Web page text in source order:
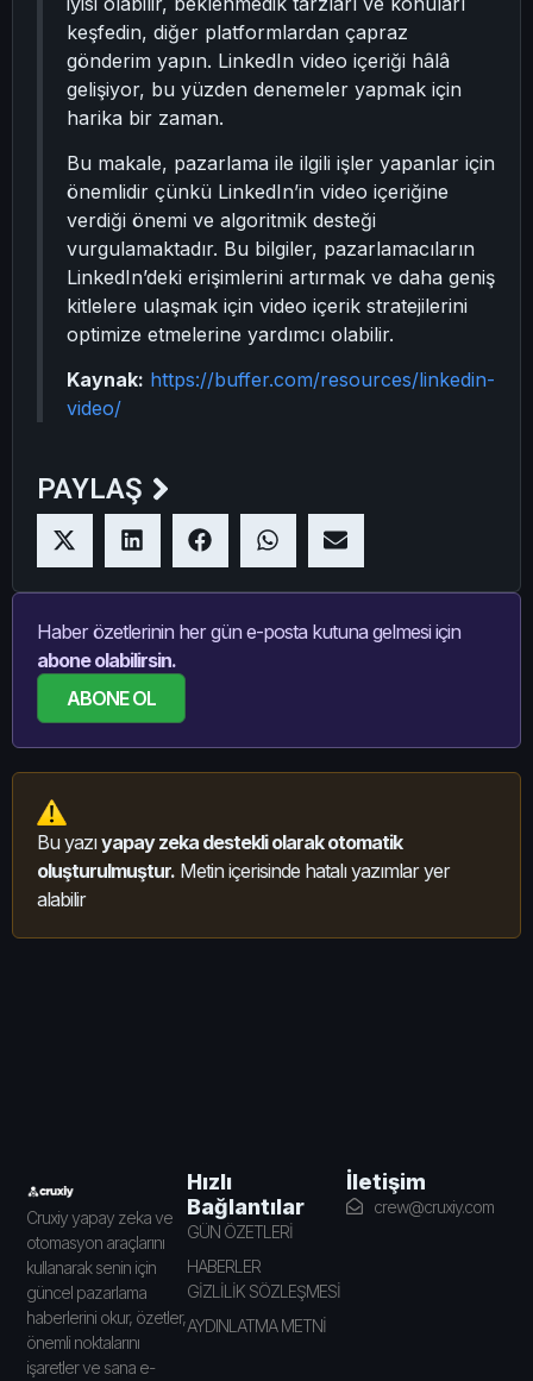
keşfedin, diğer platformlardan çapraz
gönderim yapın. LinkedIn video içeriği hâlâ
gelişiyor, bu yüzden denemeler yapmak için
harika bir zaman.
Bu makale, pazarlama ile ilgili işler yapanlar için
önemlidir çünkü LinkedIn’in video içeriğine
verdiği önemi ve algoritmik desteği
vurgulamaktadır. Bu bilgiler, pazarlamacıların
LinkedIn’deki erişimlerini artırmak ve daha geniş
kitlelere ulaşmak için video içerik stratejilerini
optimize etmelerine yardımcı olabilir.
Kaynak: https://buffer.com/resources/linkedin-
video/
PAYLAŞ
Haber özetlerinin her gün e-posta kutuna gelmesi için
abone olabilirsin.
ABONE OL
Bu yazıyapay zeka destekli olarak otomatik
oluşturulmuştur. Metin içerisinde hatalı yazımlar yer
alabilir
Cruxiy yapay zeka ve
otomasyon araçlarını
kullanarak senin için
güncel pazarlama
haberlerini okur, özetler,
önemli noktalarını
işaretler ve sana e-
Hızlı
Bağlantılar
GÜN ÖZETLERİ
HABERLER
GİZLİLİK SÖZLEŞMESİ
AYDINLATMA METNİ
İletişim
crew@cruxiy.com